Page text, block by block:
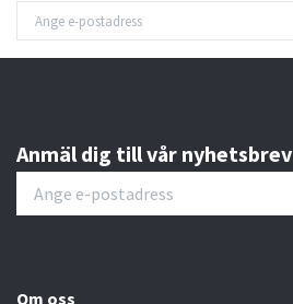
Anmäl dig till vår nyhetsbrev
Om oss